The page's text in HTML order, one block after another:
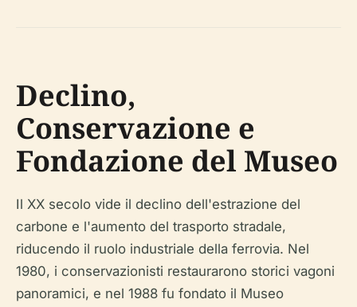
Declino,
Conservazione e
Fondazione del Museo
Il XX secolo vide il declino dell'estrazione del
carbone e l'aumento del trasporto stradale,
riducendo il ruolo industriale della ferrovia. Nel
1980, i conservazionisti restaurarono storici vagoni
panoramici, e nel 1988 fu fondato il Museo